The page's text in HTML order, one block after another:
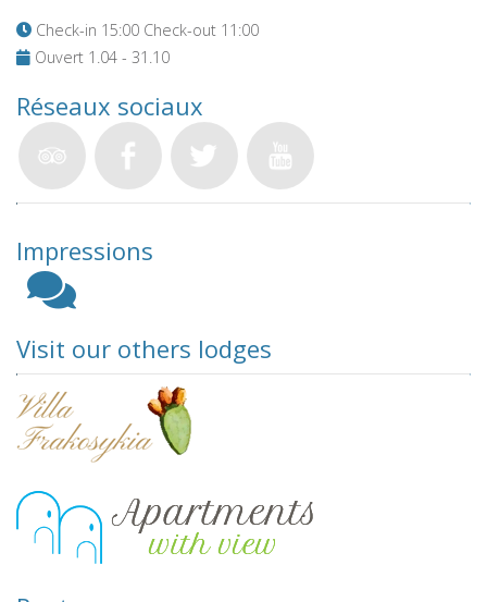
Check-in 15:00 Check-out 11:00
Ouvert 1.04 - 31.10
Réseaux sociaux
Impressions
Visit our others lodges